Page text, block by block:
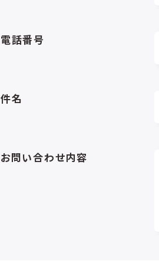
電話番号
件名
お問い合わせ内容